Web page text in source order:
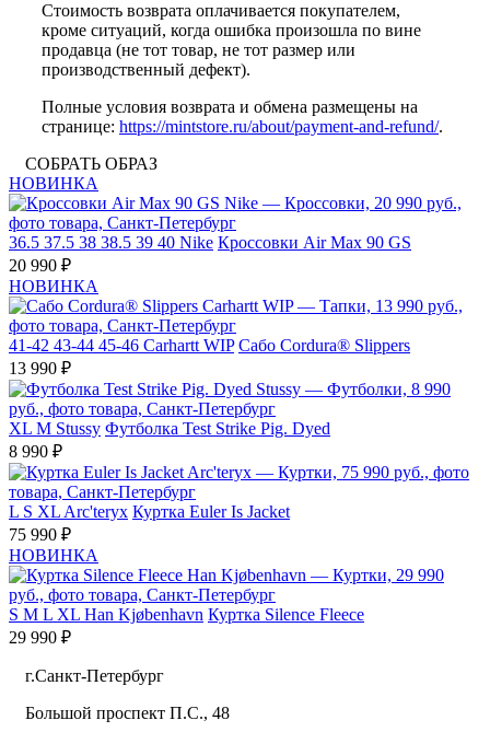
Стоимость возврата оплачивается покупателем,
кроме ситуаций, когда ошибка произошла по вине
продавца (не тот товар, не тот размер или
производственный дефект).
Полные условия возврата и обмена размещены на
странице: https://mintstore.ru/about/payment-and-refund/.
СОБРАТЬ ОБРАЗ
НОВИНКА
36.5 37.5 38 38.5 39 40 Nike Кроссовки Air Max 90 GS
20 990 ₽
НОВИНКА
41-42 43-44 45-46 Carhartt WIP Сабо Cordura® Slippers
13 990 ₽
XL M Stussy Футболка Test Strike Pig. Dyed
8 990 ₽
L S XL Arc'teryx Куртка Euler Is Jacket
75 990 ₽
НОВИНКА
S M L XL Han Kjøbenhavn Куртка Silence Fleece
29 990 ₽
г.Санкт-Петербург
Большой проспект П.С., 48